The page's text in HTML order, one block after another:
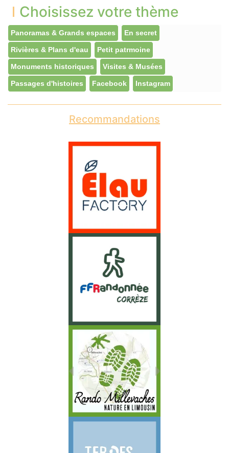
Choisissez votre thème
Panoramas & Grands espaces En secret
Rivières & Plans d'eau Petit patrmoine
Monuments historiques Visites & Musées
Passages d'histoires Facebook Instagram
Recommandations